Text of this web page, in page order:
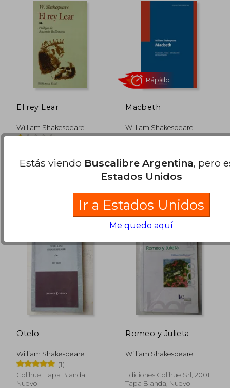
10% $ 9.888
$ 8.899
4%
dcto.
$
El rey Lear
William Shakespeare
(1)
Macbeth
William Shakespeare
Diego Portales, 2024, 1
Edición, Tapa Blanda,
Nuevo
Otelo
William Shakespeare
(1)
Colihue, Tapa Blanda,
Nuevo
Romeo y Julieta
William Shakespeare
Ediciones Colihue Srl, 2001,
Tapa Blanda, Nuevo
Estás viendo Buscalibre Argentina, pero
Estados Unidos
Ir a Estados Unidos
Me quedo aquí